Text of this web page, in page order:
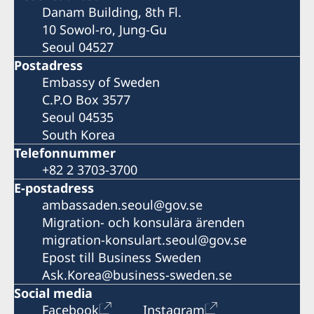
Danam Building, 8th Fl.
10 Sowol-ro, Jung-Gu
Seoul 04527
Postadress
Embassy of Sweden
C.P.O Box 3577
Seoul 04535
South Korea
Telefonnummer
+82 2 3703-3700
E-postadress
ambassaden.seoul@gov.se
Migration- och konsulära ärenden
migration-konsulart.seoul@gov.se
Epost till Business Sweden
Ask.Korea@business-sweden.se
Social media
Facebook
Instagram